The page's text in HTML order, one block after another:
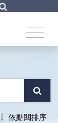
依點閱排序